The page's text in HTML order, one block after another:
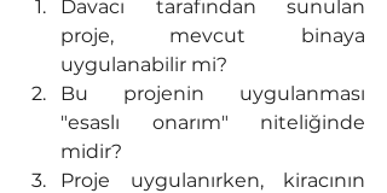
Davacı tarafından sunulan
proje, mevcut binaya
uygulanabilir mi?
Bu projenin uygulanması
"esaslı onarım" niteliğinde
midir?
Proje uygulanırken, kiracının